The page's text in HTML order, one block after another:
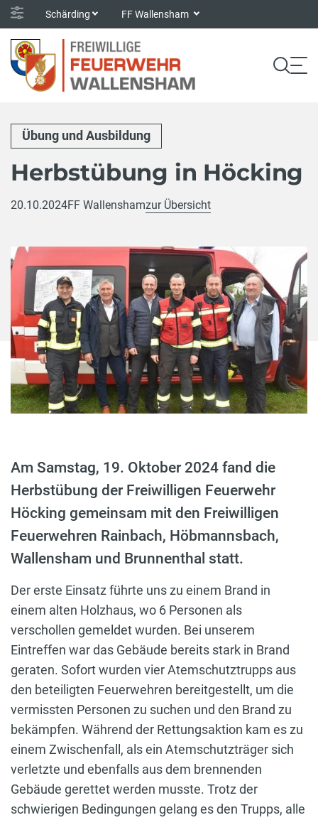
Schärding FF Wallensham
Übung und Ausbildung
Herbstübung in Höcking
20.10.2024FF Wallenshamzur Übersicht
Am Samstag, 19. Oktober 2024 fand die
Herbstübung der Freiwilligen Feuerwehr
Höcking gemeinsam mit den Freiwilligen
Feuerwehren Rainbach, Höbmannsbach,
Wallensham und Brunnenthal statt.
Der erste Einsatz führte uns zu einem Brand in
einem alten Holzhaus, wo 6 Personen als
verschollen gemeldet wurden. Bei unserem
Eintreffen war das Gebäude bereits stark in Brand
geraten. Sofort wurden vier Atemschutztrupps aus
den beteiligten Feuerwehren bereitgestellt, um die
vermissten Personen zu suchen und den Brand zu
bekämpfen. Während der Rettungsaktion kam es zu
einem Zwischenfall, als ein Atemschutzträger sich
verletzte und ebenfalls aus dem brennenden
Gebäude gerettet werden musste. Trotz der
schwierigen Bedingungen gelang es den Trupps, alle